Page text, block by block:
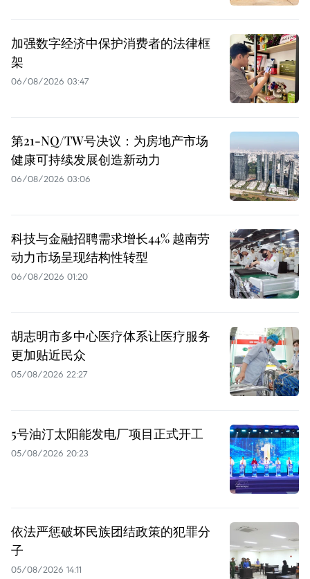
加强数字经济中保护消费者的法律框
架
06/08/2026 03:47
第21-NQ/TW号决议：为房地产市场
健康可持续发展创造新动力
06/08/2026 03:06
科技与金融招聘需求增长44% 越南劳
动力市场呈现结构性转型
06/08/2026 01:20
胡志明市多中心医疗体系让医疗服务
更加贴近民众
05/08/2026 22:27
5号油汀太阳能发电厂项目正式开工
05/08/2026 20:23
依法严惩破坏民族团结政策的犯罪分
子
05/08/2026 14:11